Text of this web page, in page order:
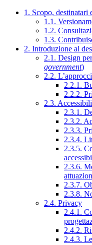
1. Scopo, destinatari
1.1.
1.2.
1.3.
2. Introduzione al
2.1. Design
government)
2.2.
2.2.1.
2.2.2.
2.3.
2.3.1.
2.3.2.
2.3.3.
2.3.4.
2.3.5.
2.3.6.
2.3.7.
2.3.8.
2.4. Privacy
2.4.1.
2.4.2.
2.4.3.